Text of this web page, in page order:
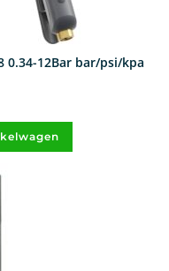
0.34-12Bar bar/psi/kpa